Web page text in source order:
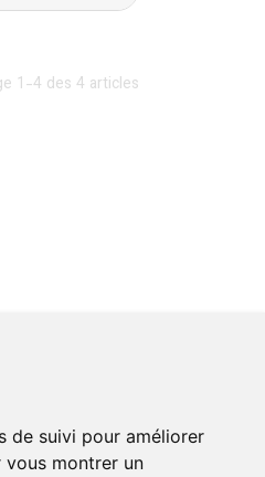
de suivi pour améliorer
montrer un
1-4 des 4 articles